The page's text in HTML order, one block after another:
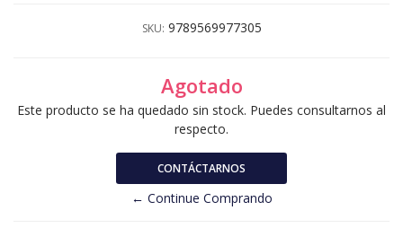
SKU: 9789569977305
Agotado
Este producto se ha quedado sin stock. Puedes consultarnos al
respecto.
CONTÁCTARNOS
← Continue Comprando